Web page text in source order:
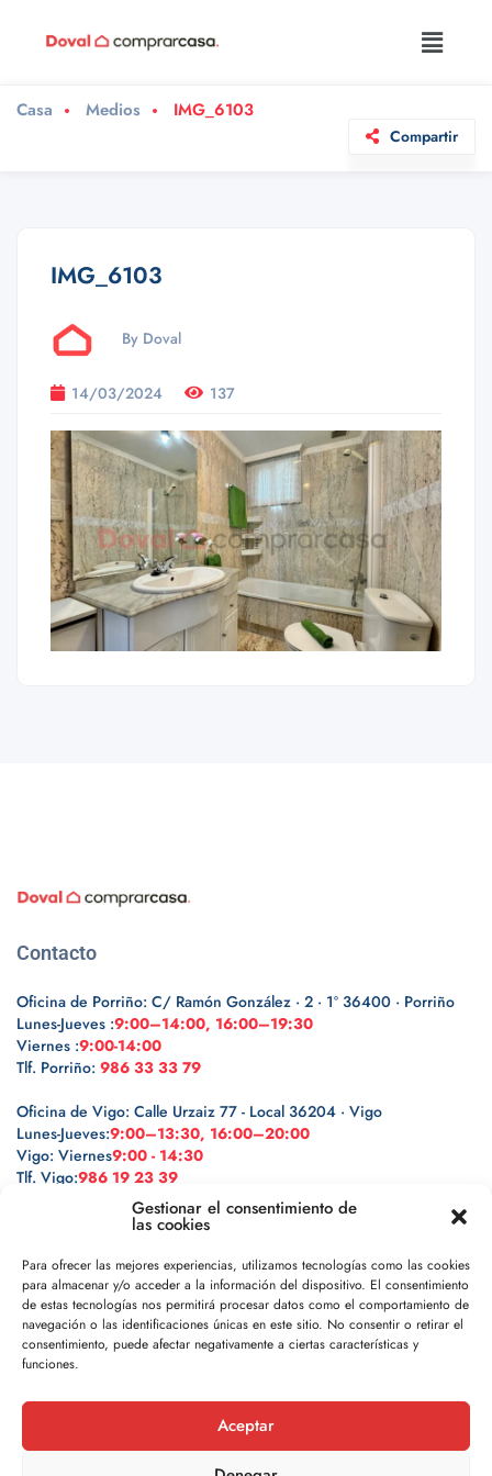
Gestionar el consentimiento de
las cookies
Para ofrecer las mejores experiencias, utilizamos tecnologías como las cookies
para almacenar y/o acceder a la información del dispositivo. El consentimiento
de estas tecnologías nos permitirá procesar datos como el comportamiento de
navegación o las identificaciones únicas en este sitio. No consentir o retirar el
consentimiento, puede afectar negativamente a ciertas características y
funciones.
Aceptar
Casa Medios IMG_6103
Compartir
IMG_6103
By Doval
14/03/2024 137
Contacto
Oficina de Porriño: C/ Ramón González · 2 · 1º 36400 · Porriño
Lunes-Jueves :9:00–14:00, 16:00–19:30
Viernes :9:00-14:00
Tlf. Porriño: 986 33 33 79
Oficina de Vigo: Calle Urzaiz 77 - Local 36204 · Vigo
Lunes-Jueves:9:00–13:30, 16:00–20:00
Vigo: Viernes9:00 - 14:30
Tlf. Vigo:986 19 23 39
Legal
Política de privacidad